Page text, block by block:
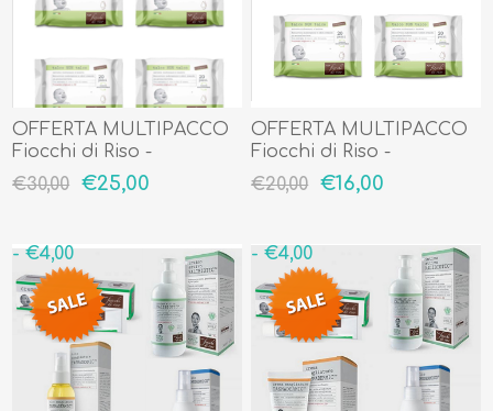
OFFERTA MULTIPACCO
Fiocchi di Riso -
SALVIETTE Talco NON
Talco SUDORAZIONE E
€30,00 €25,00
OFFERTA MULTIPACCO
Fiocchi di Riso -
SALVIETTE Talco NON
Talco SUDORAZIONE E
€20,00 €16,00
- €4,00 - €4,00